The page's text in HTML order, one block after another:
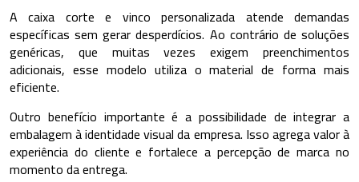
A caixa corte e vinco personalizada atende demandas
específicas sem gerar desperdícios. Ao contrário de soluções
genéricas, que muitas vezes exigem preenchimentos
adicionais, esse modelo utiliza o material de forma mais
eficiente.
Outro benefício importante é a possibilidade de integrar a
embalagem à identidade visual da empresa. Isso agrega valor à
experiência do cliente e fortalece a percepção de marca no
momento da entrega.